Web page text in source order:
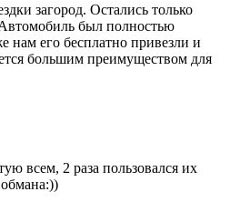
загород. Остались только
был полностью
нам его бесплатно привезли и
большим преимуществом для
всем, 2 раза пользовался их